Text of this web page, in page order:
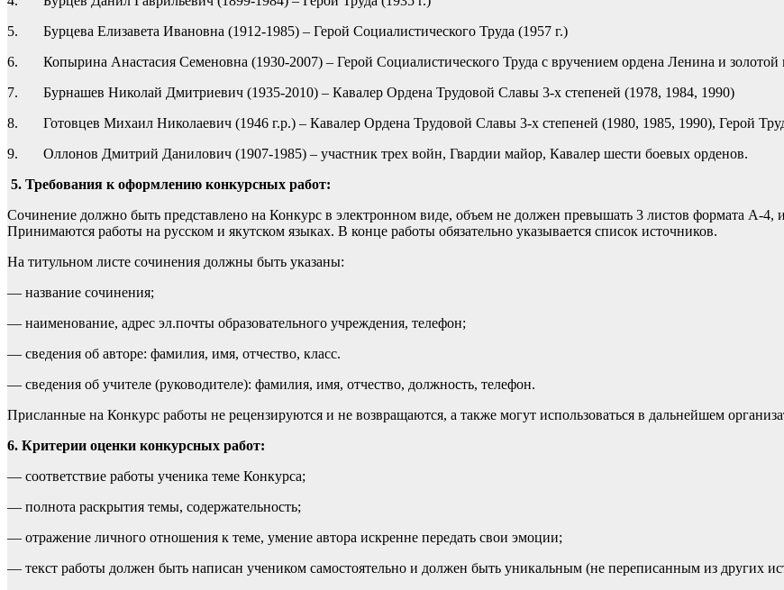
5. Бурцева Елизавета Ивановна (1912-1985) – Герой Социалистического Труда (1957 г.)
6. Копырина Анастасия Семеновна (1930-2007) – Герой Социалистического Труда с вручением ордена Ленина и золотой
7. Бурнашев Николай Дмитриевич (1935-2010) – Кавалер Ордена Трудовой Славы 3-х степеней (1978, 1984, 1990)
8. Готовцев Михаил Николаевич (1946 г.р.) – Кавалер Ордена Трудовой Славы 3-х степеней (1980, 1985, 1990), Герой
9. Оллонов Дмитрий Данилович (1907-1985) – участник трех войн, Гвардии майор, Кавалер шести боевых орденов.
5. Требования к оформлению конкурсных работ:
Сочинение должно быть представлено на Конкурс в электронном виде, объем не должен превышать 3 листов формата А-
Принимаются работы на русском и якутском языках. В конце работы обязательно указывается список источников.
На титульном листе сочинения должны быть указаны:
— название сочинения;
— наименование, адрес эл.почты образовательного учреждения, телефон;
— сведения об авторе: фамилия, имя, отчество, класс.
— сведения об учителе (руководителе): фамилия, имя, отчество, должность, телефон.
Присланные на Конкурс работы не рецензируются и не возвращаются, а также могут использоваться в дальнейшем
6. Критерии оценки конкурсных работ:
— соответствие работы ученика теме Конкурса;
— полнота раскрытия темы, содержательность;
— отражение личного отношения к теме, умение автора искренне передать свои эмоции;
— текст работы должен быть написан учеником самостоятельно и должен быть уникальным (не переписанным из других